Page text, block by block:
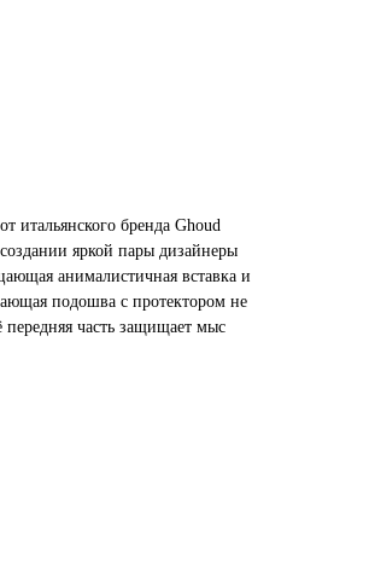
итальянского бренда Ghoud
яркой пары дизайнеры
анималистичная вставка и
подошва с протектором не
передняя часть защищает мыс